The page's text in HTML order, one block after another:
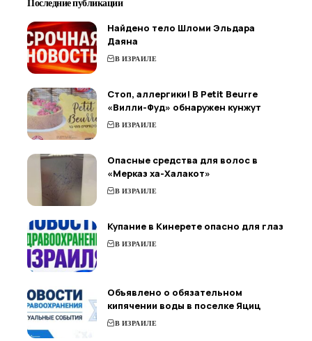
Найдено тело Шломи Эльдара
Даяна
В ИЗРАИЛЕ
Стоп, аллергики! В Petit Beurre
«Вилли-Фуд» обнаружен кунжут
В ИЗРАИЛЕ
Опасные средства для волос в
«Мерказ ха-Халакот»
В ИЗРАИЛЕ
Купание в Кинерете опасно для глаз
В ИЗРАИЛЕ
Объявлено о обязательном
кипячении воды в поселке Яциц
В ИЗРАИЛЕ